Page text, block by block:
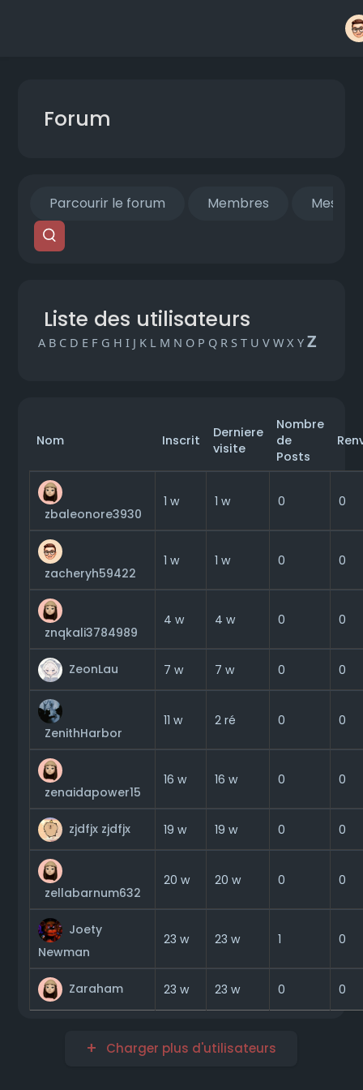
Forum
Parcourir le forum Membres Mes fils
Liste des utilisateurs
A B C D E F G H I J K L M N O P Q R S T U V W X Y Z
Nom Inscrit
Derniere
visite
Nombre
de
Posts
zbaleonore3930
1 w 1 w 0 0
zacheryh59422
1 w 1 w 0 0
znqkali3784989
4 w 4 w 0 0
ZeonLau 7 w 7 w 0 0
ZenithHarbor
11 w 2 ré 0 0
zenaidapower15
16 w 16 w 0 0
zjdfjx zjdfjx 19 w 19 w 0 0
zellabarnum632
20 w 20 w 0 0
Joety
Newman
23 w 23 w 1 0
Zaraham 23 w 23 w 0 0
Charger plus d'utilisateurs